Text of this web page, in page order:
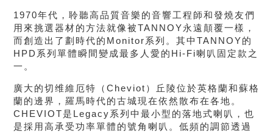
1970年代，聆聽高品質音樂的音響工程師和發燒友們
用來挑選器材的方法就像被TANNOY永遠顛覆一樣，
而創造出了劃時代的Monitor系列。其中TANNOY的
HPD系列單體瞬間變成最多人愛的Hi-Fi喇叭固定款之
一。
廣大的切维維厄特（Cheviot）丘陵位於英格蘭和蘇格
蘭的邊界，羅馬時代的古城現在依然散布在各地。
CHEVIOT是Legacy系列中最小型的落地式喇叭，也
是採用高承受功率單體的號角喇叭。低頻的調節透過